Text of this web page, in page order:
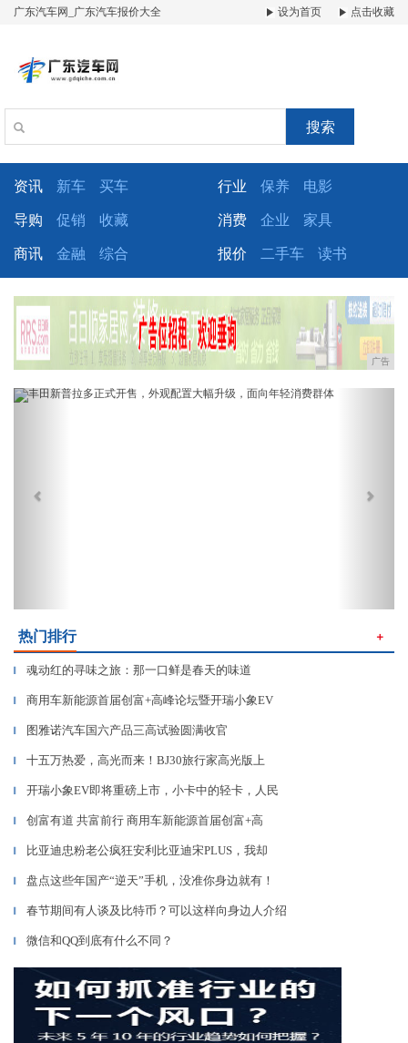
广东汽车网_广东汽车报价大全 设为首页 点击收藏
搜索
资讯 新车 买车 行业 保养 电影
导购 促销 收藏 消费 企业 家具
商讯 金融 综合 报价 二手车 读书
广告
Previous
热门排行 ＋
▎ 魂动红的寻味之旅：那一口鲜是春天的味道
▎ 商用车新能源首届创富+高峰论坛暨开瑞小象EV
▎ 图雅诺汽车国六产品三高试验圆满收官
▎ 十五万热爱，高光而来！BJ30旅行家高光版上
▎ 开瑞小象EV即将重磅上市，小卡中的轻卡，人民
▎ 创富有道 共富前行 商用车新能源首届创富+高
▎ 比亚迪忠粉老公疯狂安利比亚迪宋PLUS，我却
▎ 盘点这些年国产“逆天”手机，没准你身边就有！
▎ 春节期间有人谈及比特币？可以这样向身边人介绍
▎ 微信和QQ到底有什么不同？